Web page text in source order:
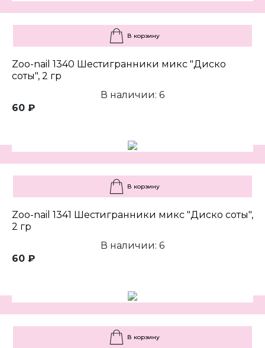
В корзину
Zoo-nail 1340 Шестигранники микс "Диско
соты", 2 гр
В наличии: 6
60 ₽
В корзину
Zoo-nail 1341 Шестигранники микс "Диско соты",
2 гр
В наличии: 6
60 ₽
В корзину